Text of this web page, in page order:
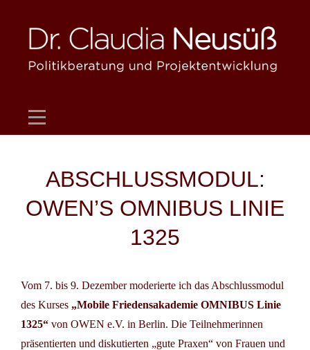
content
ABSCHLUSSMODUL:
OWEN’S OMNIBUS LINIE
1325
Vom 7. bis 9. Dezember moderierte ich das Abschlussmodul
des Kurses „Mobile Friedensakademie OMNIBUS Linie
1325“ von OWEN e.V. in Berlin. Die Teilnehmerinnen
präsentierten und diskutierten „gute Praxen“ von Frauen und
Beitragsnavigation